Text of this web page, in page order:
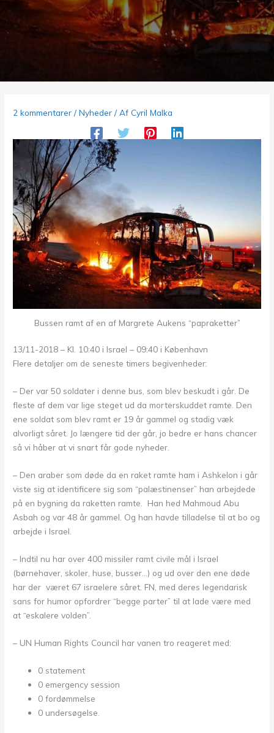
2 kommentarer /Nyheder / AfCyril Malka
Bussen ramt af en af Margrete Aukens “papraketter”
13/11-2018 – Kl. 10:40 i Israel – 09:40 i København
Flere detaljer om de seneste timers begivenheder:
– Der var 50 soldater i denne bus, som blev beskudt i går. De
fleste af dem var lige steget ud da morterskuddet ramte. Den
ene soldat som blev ramt er 19 år gammel og stadig væk
alvorligt såret. Jo længere tid der går, jo bedre er hans chancer
så vi håber at vi snart får gode nyheder.
– Den araber som døde da en raket ramte ham i Ashkelon i går
viste sig at identificere sig som “palæstinenser” han arbejdede
på en bygning da raketten ramte. Han hed Mahmoud Abu
Asbah og var 48 år gammel. Og han havde tilladelse til at bo og
arbejde i Israel.
– Indtil nu har over 400 missiler ramt civile mål i Israel
(børnehaver, skoler, huse, busser…) og ud over den ene døde
har der været 67 israelere såret. FN, med deres legendarisk
sans for humor opfordrer “begge parter” til at lade være med
at “eskalere volden”.
– UN Human Rights Council har vanen tro reageret med:
0 statement
0 emergency session
0 fordømmelse
0 undersøgelse.